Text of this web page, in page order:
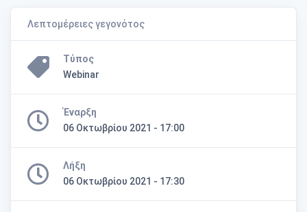
Λεπτομέρειες γεγονότος
Τύπος
Webinar
Έναρξη
06 Οκτωβρίου 2021 - 17:00
Λήξη
06 Οκτωβρίου 2021 - 17:30